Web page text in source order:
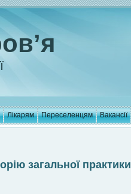
Лікарям Переселенцям Вакансії
загальної практики